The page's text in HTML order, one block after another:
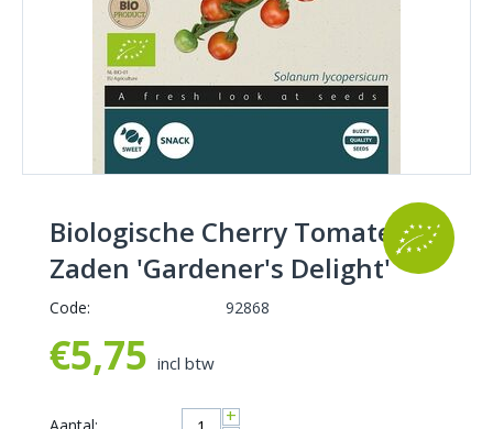
Biologische Cherry Tomaten
Zaden 'Gardener's Delight'
Code: 92868
€5,75 incl btw
+